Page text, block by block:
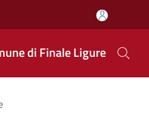
di Finale Ligure